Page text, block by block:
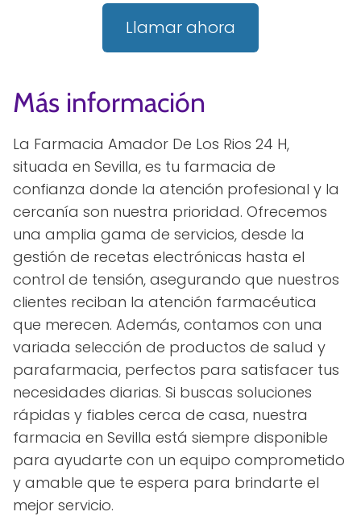
Llamar ahora
Más información
La Farmacia Amador De Los Rios 24 H,
situada en Sevilla, es tu farmacia de
confianza donde la atención profesional y la
cercanía son nuestra prioridad. Ofrecemos
una amplia gama de servicios, desde la
gestión de recetas electrónicas hasta el
control de tensión, asegurando que nuestros
clientes reciban la atención farmacéutica
que merecen. Además, contamos con una
variada selección de productos de salud y
parafarmacia, perfectos para satisfacer tus
necesidades diarias. Si buscas soluciones
rápidas y fiables cerca de casa, nuestra
farmacia en Sevilla está siempre disponible
para ayudarte con un equipo comprometido
y amable que te espera para brindarte el
mejor servicio.